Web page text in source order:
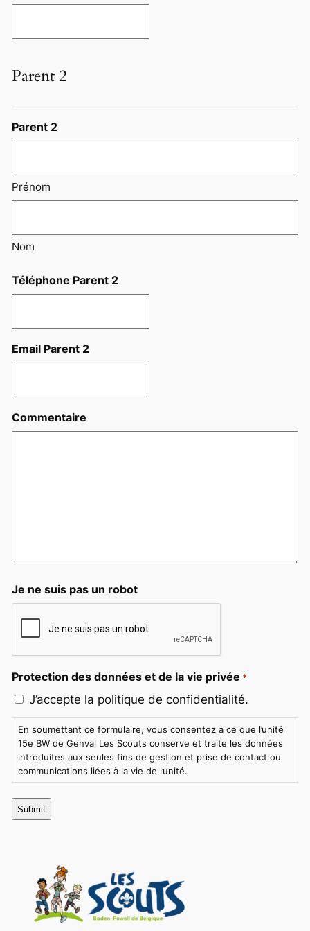
Parent 2
Parent 2
Prénom
Nom
Téléphone Parent 2
Email Parent 2
Commentaire
Je ne suis pas un robot
Protection des données et de la vie privée *
J’accepte la politique de confidentialité.
En soumettant ce formulaire, vous consentez à ce que l’unité
15e BW de Genval Les Scouts conserve et traite les données
introduites aux seules fins de gestion et prise de contact ou
communications liées à la vie de l’unité.